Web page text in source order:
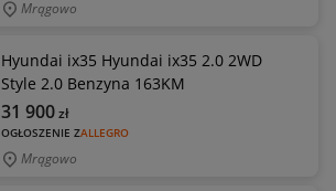
Mrągowo
Hyundai ix35 Hyundai ix35 2.0 2WD
Style 2.0 Benzyna 163KM
OGŁOSZENIE ZALLEGRO
31 900zł
Mrągowo